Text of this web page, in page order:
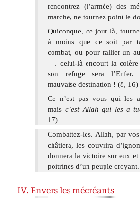
rencontrez (l’armée) des
marche, ne tournez point le
Quiconque, ce jour là,
à moins que ce soit par
combat, ou pour rallier un
—, celui-là encourt la colère
son refuge sera l’Enfer.
mauvaise destination ! (8, 16)
Ce n’est pas vous qui les
mais c’est Allah qui les a
17)
Combattez-les. Allah, par
châtiera, les couvrira
donnera la victoire sur eux et
poitrines d’un peuple
Envers les mécréants